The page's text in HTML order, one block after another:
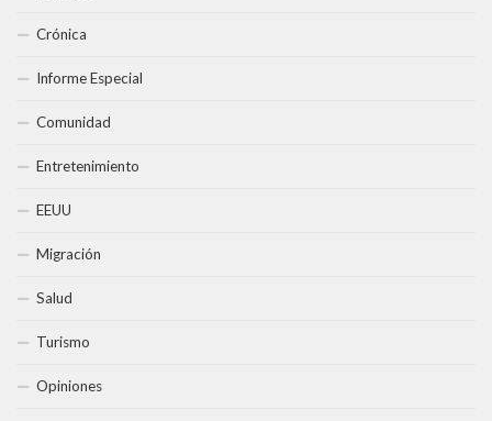
Crónica
Informe Especial
Comunidad
Entretenimiento
EEUU
Migración
Salud
Turismo
Opiniones